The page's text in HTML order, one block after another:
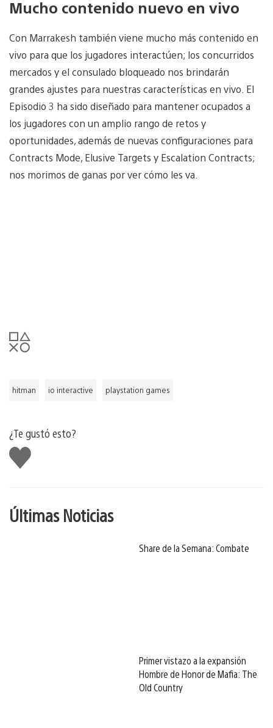
Mucho contenido nuevo en vivo
Con Marrakesh también viene mucho más contenido en
vivo para que los jugadores interactúen; los concurridos
mercados y el consulado bloqueado nos brindarán
grandes ajustes para nuestras características en vivo. El
Episodio 3 ha sido diseñado para mantener ocupados a
los jugadores con un amplio rango de retos y
oportunidades, además de nuevas configuraciones para
Contracts Mode, Elusive Targets y Escalation Contracts;
nos morimos de ganas por ver cómo les va.
hitman io interactive playstation games
¿Te gustó esto?
Me
gusta
Últimas Noticias
Share de la Semana: Combate
Primer vistazo a la expansión
Hombre de Honor de Mafia: The
Old Country